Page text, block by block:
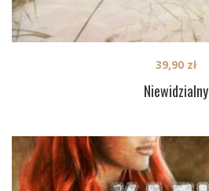
Niewidzialny
39,90 zł